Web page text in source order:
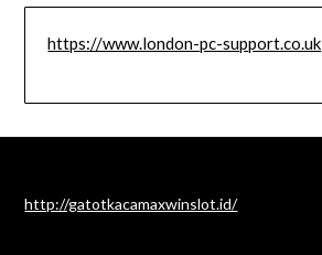
https://www.london-pc-support.co.uk
http://gatotkacamaxwinslot.id/